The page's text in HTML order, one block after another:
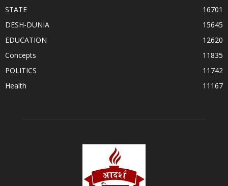
STATE
16701
DESH-DUNIA
15645
EDUCATION
12620
Concepts
11835
POLITICS
11742
Health
11167